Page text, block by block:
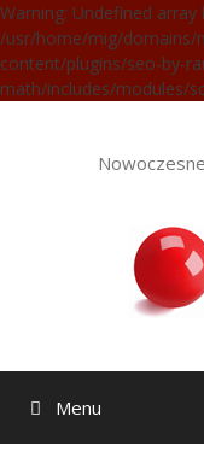
Warning: Undefined array
/usr/home/mig/domains/
content/plugins/seo-by-
math/includes/modules/
Menu